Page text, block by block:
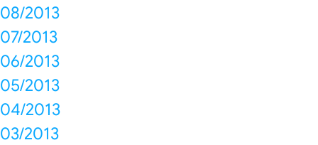
08/2013
07/2013
06/2013
05/2013
04/2013
03/2013